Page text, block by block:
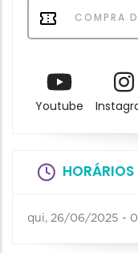
COMPRA
Youtube
HORÁRIOS
qui, 26/06/2025 -